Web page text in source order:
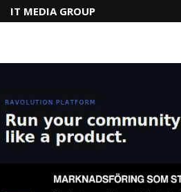
IT MEDIA GROUP